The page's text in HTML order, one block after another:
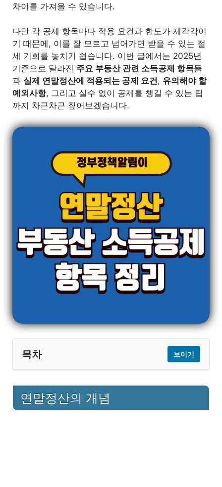
차이를 가져올 수 있습니다.
다만 각 공제 항목마다 적용 요건과 한도가 제각각이
기 때문에, 이를 잘 모르고 넘어가면 받을 수 있는 절
세 기회를 놓치기 쉽습니다. 이번 글에서는 2025년
기준으로 달라진 주요 부동산 관련 소득공제 항목들
과 실제 연말정산에 적용되는 공제 요건, 유의해야 할
예외사항, 그리고 실수 없이 공제를 챙길 수 있는 팁
까지 차근차근 짚어보겠습니다.
목차 보이기
2 주택 관련 소득공제 항목
연말정산의 개념